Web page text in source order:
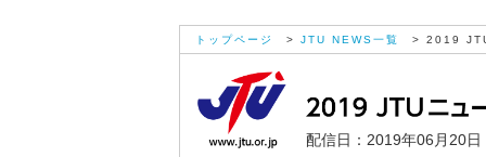
トップページ > JTU NEWS一覧 > 2019
配信日：2019年06月20日